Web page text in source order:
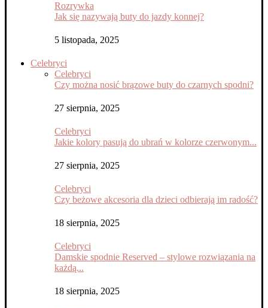
Rozrywka
Jak się nazywają buty do jazdy konnej?
5 listopada, 2025
Celebryci
Celebryci
Czy można nosić brązowe buty do czarnych spodni?
27 sierpnia, 2025
Celebryci
Jakie kolory pasują do ubrań w kolorze czerwonym...
27 sierpnia, 2025
Celebryci
Czy beżowe akcesoria dla dzieci odbierają im radość?
18 sierpnia, 2025
Celebryci
Damskie spodnie Reserved – stylowe rozwiązania na
każdą...
18 sierpnia, 2025